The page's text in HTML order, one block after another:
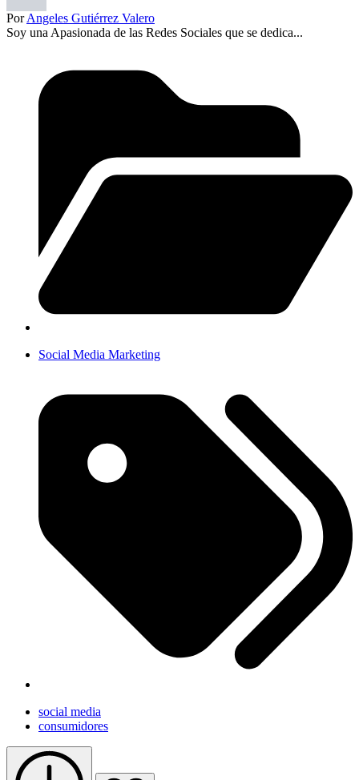
PorAngeles Gutiérrez Valero
Soy una Apasionada de las Redes Sociales que se dedica...
Social Media Marketing
social media
consumidores